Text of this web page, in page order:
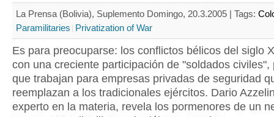
La Prensa (Bolivia), Suplemento Domingo, 20.3.2005 | Tags:
Paramilitaries Privatization of War
Es para preocuparse: los conflictos bélicos del siglo
con una creciente participación de "soldados civiles",
que trabajan para empresas privadas de seguridad
reemplazan a los tradicionales ejércitos. Dario
experto en la materia, revela los pormenores de un